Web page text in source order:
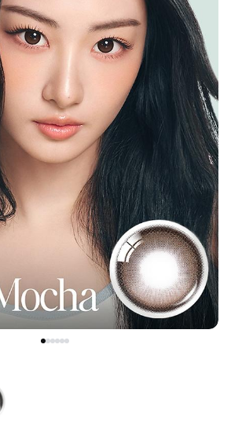
2 Weeks
3~6 Months
チョコ
ブラック
グリーン